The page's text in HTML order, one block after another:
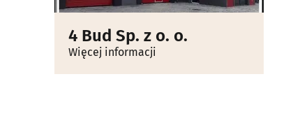
4 Bud Sp. z o. o.
Więcej informacji